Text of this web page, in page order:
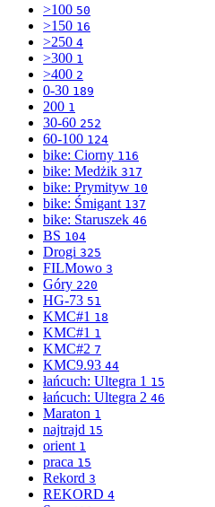
>100 50
>150 16
>250 4
>300 1
>400 2
0-30 189
200 1
30-60 252
60-100 124
bike: Ciorny 116
bike: Medżik 317
bike: Prymityw 10
bike: Śmigant 137
bike: Staruszek 46
BS 104
Drogi 325
FILMowo 3
Góry 220
HG-73 51
KMC#1 18
KMC#1 1
KMC#2 7
KMC9.93 44
łańcuch: Ultegra 1 15
łańcuch: Ultegra 2 46
Maraton 1
najtrajd 15
orient 1
praca 15
Rekord 3
REKORD 4